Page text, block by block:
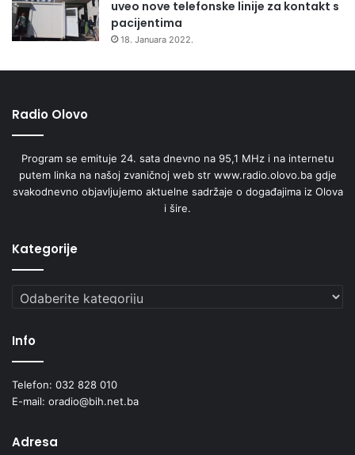
uveo nove telefonske linije za kontakt s
pacijentima
18. Januara 2022.
Radio Olovo
Program se emituje 24. sata dnevno na 95,1 MHz i na internetu
putem linka na našoj zvaničnoj web str www.radio.olovo.ba gdje
svakodnevno objavljujemo aktuelne sadržaje o događajima iz Olova
i šire.
Kategorije
Kategorije
Info
Telefon: 032 828 010
E-mail: oradio@bih.net.ba
Adresa